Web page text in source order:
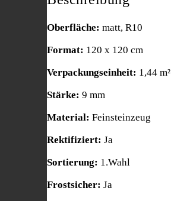
Oberfläche: matt, R10
Format: 120 x 120 cm
Verpackungseinheit: 1,44 m²
Stärke: 9 mm
Material: Feinsteinzeug
Rektifiziert: Ja
Sortierung: 1.Wahl
Frostsicher: Ja